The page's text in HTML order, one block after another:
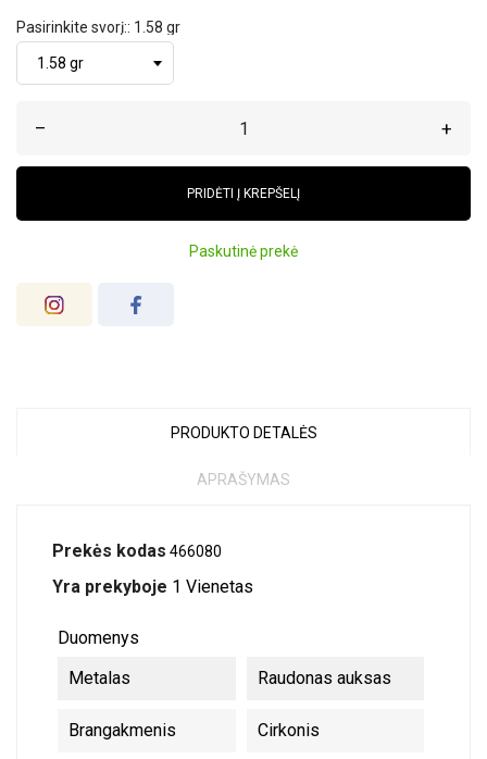
Pasirinkite svorį:: 1.58 gr
– +
PRIDĖTI Į KREPŠELĮ
Paskutinė prekė
PRODUKTO DETALĖS
APRAŠYMAS
Prekės kodas 466080
Yra prekyboje 1 Vienetas
Duomenys
Metalas
Raudonas auksas
Brangakmenis Cirkonis